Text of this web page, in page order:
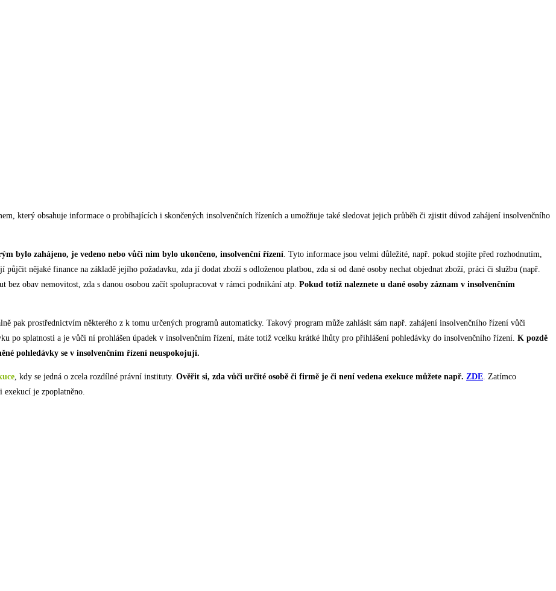
který obsahuje informace o probíhajících i skončených insolvenčních řízeních a umožňuje také sledovat jejich průběh či zjistit důvod zahájení insolvenčního
bylo zahájeno, je vedeno nebo vůči nim bylo ukončeno, insolvenční řízení. Tyto informace jsou velmi důležité, např. pokud stojíte před rozhodnutím,
nějaké finance na základě jejího požadavku, zda jí dodat zboží s odloženou platbou, zda si od dané osoby nechat objednat zboží, práci či službu (např.
bez obav nemovitost, zda s danou osobou začít spolupracovat v rámci podnikání atp. Pokud totiž naleznete u dané osoby záznam v insolvenčním
pak prostřednictvím některého z k tomu určených programů automaticky. Takový program může zahlásit sám např. zahájení insolvenčního řízení vůči
po splatnosti a je vůči ní prohlášen úpadek v insolvenčním řízení, máte totiž vcelku krátké lhůty pro přihlášení pohledávky do insolvenčního řízení. K pozdě
pohledávky se v insolvenčním řízení neuspokojují.
, kdy se jedná o zcela rozdílné právní instituty. Ověřit si, zda vůči určité osobě či firmě je či není vedena exekuce můžete např. ZDE. Zatímco
je zpoplatněno.